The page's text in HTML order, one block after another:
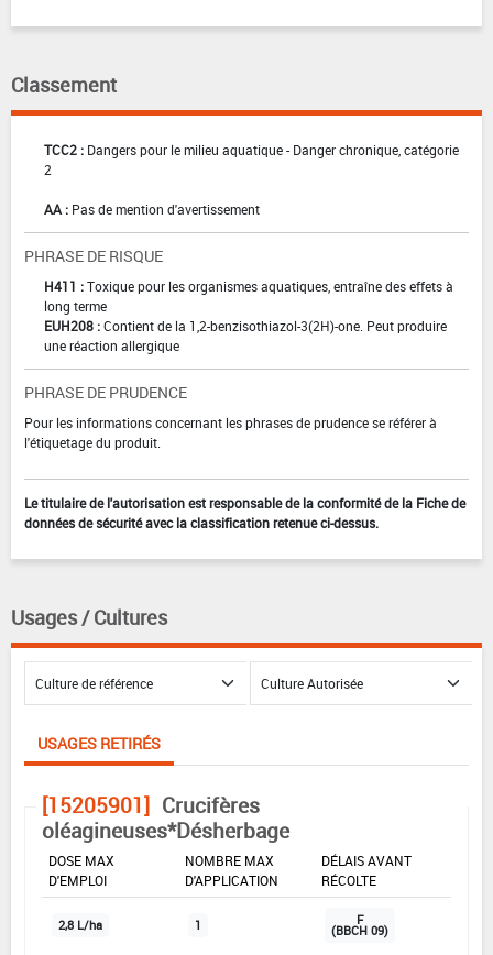
Classement
TCC2 : Dangers pour le milieu aquatique - Danger chronique, catégorie
2
AA : Pas de mention d'avertissement
PHRASE DE RISQUE
H411 :Toxique pour les organismes aquatiques, entraîne des effets à
long terme
EUH208 :Contient de la 1,2-benzisothiazol-3(2H)-one. Peut produire
une réaction allergique
PHRASE DE PRUDENCE
Pour les informations concernant les phrases de prudence se référer à
l'étiquetage du produit.
Le titulaire de l'autorisation est responsable de la conformité de la Fiche de
données de sécurité avec la classification retenue ci-dessus.
Usages / Cultures
USAGES RETIRÉS
[15205901] Crucifères
oléagineuses*Désherbage
DOSE MAX
D'EMPLOI
NOMBRE MAX
D'APPLICATION
DÉLAIS AVANT
RÉCOLTE
2,8 L/ha 1 F
(BBCH 09)